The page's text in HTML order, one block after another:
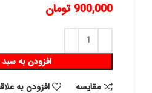
900,000 تومان
افزودن به
مقايسه
افزودن به